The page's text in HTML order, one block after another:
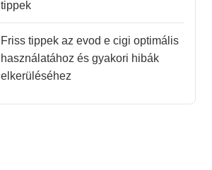
tippek
Friss tippek az evod e cigi optimális
használatához és gyakori hibák
elkerüléséhez